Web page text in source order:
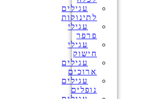
עגילים
לתינוקות
עגילי
פרפר
עגילי
חישוק
עגילים
ארוכים
עגילים
נופלים